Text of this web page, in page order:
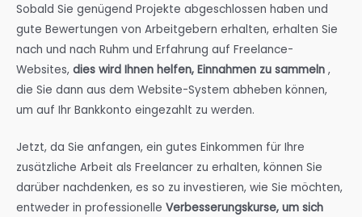
Sobald Sie genügend Projekte abgeschlossen haben und
gute Bewertungen von Arbeitgebern erhalten, erhalten Sie
nach und nach Ruhm und Erfahrung auf Freelance-
Websites, dies wird Ihnen helfen, Einnahmen zu sammeln ,
die Sie dann aus dem Website-System abheben können,
um auf Ihr Bankkonto eingezahlt zu werden.
Jetzt, da Sie anfangen, ein gutes Einkommen für Ihre
zusätzliche Arbeit als Freelancer zu erhalten, können Sie
darüber nachdenken, es so zu investieren, wie Sie möchten,
entweder in professionelle Verbesserungskurse, um sich